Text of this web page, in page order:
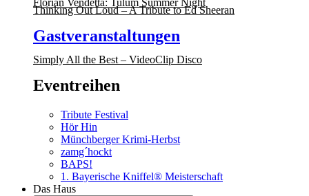
Thinking Out Loud – A Tribute to Ed Sheeran
Gastveranstaltungen
Simply All the Best – VideoClip Disco
Eventreihen
Tribute Festival
Hör Hin
Münchberger Krimi-Herbst
zamg´hockt
BAPS!
1. Bayerische Kniffel® Meisterschaft
Das Haus